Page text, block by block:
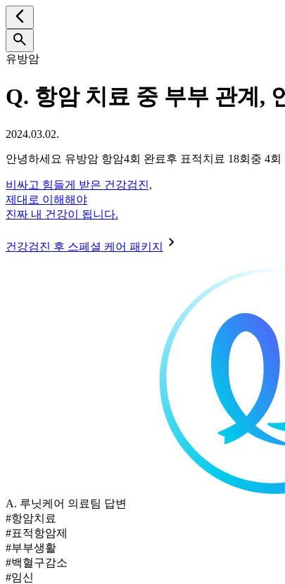
유방암
Q. 항암 치료 중 부부 관계,
2024.03.02.
안녕하세요 유방암 항암4회 완료후 표적치료 18회중 4
비싸고 힘들게 받은 건강검진,
제대로 이해해야
진짜 내 건강이 됩니다.
건강검진 후 스페셜 케어 패키지
A. 루닛케어 의료팀 답변
#항암치료
#표적항암제
#부부생활
#백혈구감소
#임신